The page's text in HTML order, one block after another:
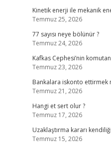
Kinetik enerji ile mekanik
Temmuz 25, 2026
77 sayısı neye bölünür ?
Temmuz 24, 2026
Kafkas Cephesi’nin
Temmuz 23, 2026
Bankalara iskonto ettirmek
Temmuz 21, 2026
Hangi et sert olur ?
Temmuz 17, 2026
Uzaklaştırma kararı
Temmuz 15, 2026